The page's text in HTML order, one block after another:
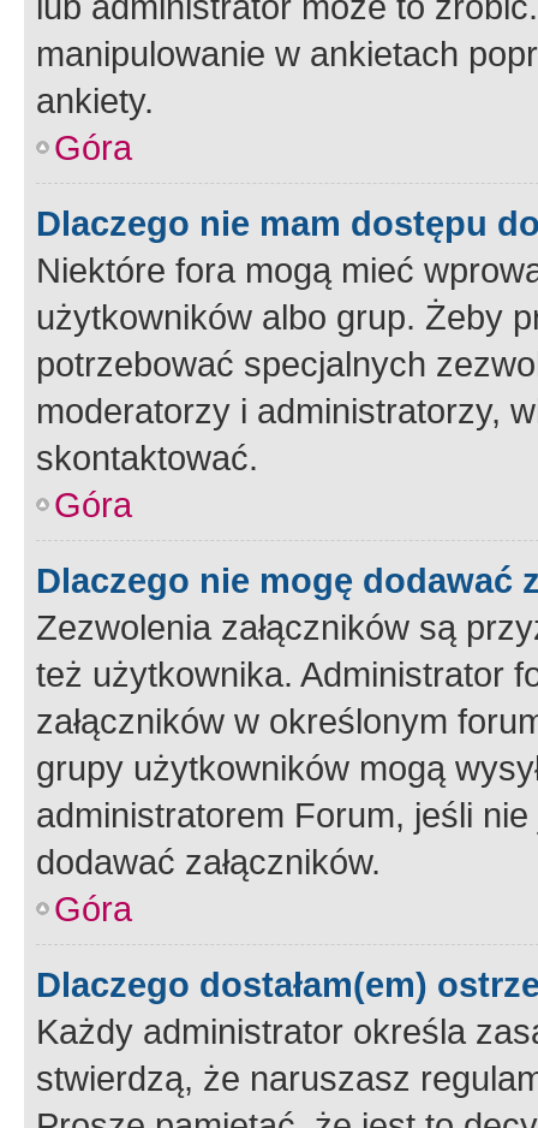
manipulowanie w ankietach
ankiety.
Góra
Dlaczego nie mam dostępu
Niektóre fora mogą mieć
użytkowników albo grup. Żeby
potrzebować specjalnych
moderatorzy i administratorzy,
skontaktować.
Góra
Dlaczego nie mogę dodawać
Zezwolenia załączników są
też użytkownika. Administrator
załączników w określonym
grupy użytkowników mogą
administratorem Forum, jeśli
dodawać załączników.
Góra
Dlaczego dostałam(em)
Każdy administrator określa
stwierdzą, że naruszasz